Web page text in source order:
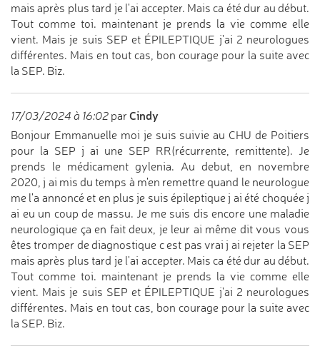
mais après plus tard je l'ai accepter. Mais ca été dur au début.
Tout comme toi. maintenant je prends la vie comme elle
vient. Mais je suis SEP et ÉPILEPTIQUE j'ai 2 neurologues
différentes. Mais en tout cas, bon courage pour la suite avec
la SEP. Biz.
17/03/2024 à 16:02 par Cindy
Bonjour Emmanuelle moi je suis suivie au CHU de Poitiers
pour la SEP j ai une SEP RR(récurrente, remittente). Je
prends le médicament gylenia. Au debut, en novembre
2020, j ai mis du temps à m'en remettre quand le neurologue
me l'a annoncé et en plus je suis épileptique j ai été choquée j
ai eu un coup de massu. Je me suis dis encore une maladie
neurologique ça en fait deux, je leur ai même dit vous vous
êtes tromper de diagnostique c est pas vrai j ai rejeter la SEP
mais après plus tard je l'ai accepter. Mais ca été dur au début.
Tout comme toi. maintenant je prends la vie comme elle
vient. Mais je suis SEP et ÉPILEPTIQUE j'ai 2 neurologues
différentes. Mais en tout cas, bon courage pour la suite avec
la SEP. Biz.